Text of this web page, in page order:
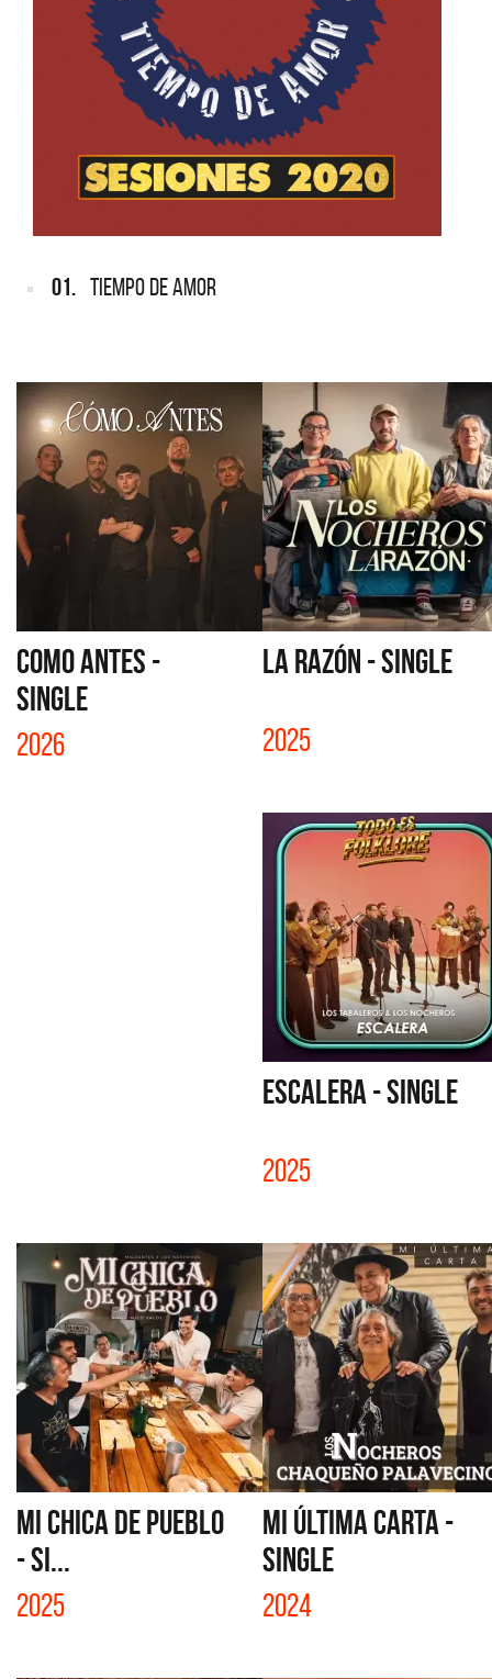
01. TIEMPO DE AMOR
COMO ANTES -
SINGLE
2026
LA RAZÓN - SINGLE
2025
ESCALERA - SINGLE
2025
MI CHICA DE PUEBLO
- SI...
2025
MI ÚLTIMA CARTA -
SINGLE
2024